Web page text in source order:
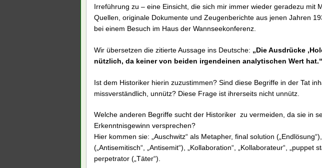
Irreführung zu – eine Einsicht, die sich mir immer wieder geradezu mit
Quellen, originale Dokumente und Zeugenberichte aus jenen Jahren
bei einem Besuch im Haus der Wannseekonferenz.
Wir übersetzen die zitierte Aussage ins Deutsche: „Die Ausdrücke
nützlich, da keiner von beiden irgendeinen analytischen Wert hat.“
Ist dem Historiker hierin zuzustimmen? Sind diese Begriffe in der Tat
missverständlich, unnütz? Diese Frage ist ihrerseits nicht unnütz.
Welche anderen Begriffe sucht der Historiker zu vermeiden, da sie in
Erkenntnisgewinn versprechen?
Hier kommen sie: „Auschwitz“ als Metapher, final solution
(„Antisemitisch“, „Antisemit“), „Kollaboration“, „Kollaborateur“, „puppet
perpetrator („Täter“).